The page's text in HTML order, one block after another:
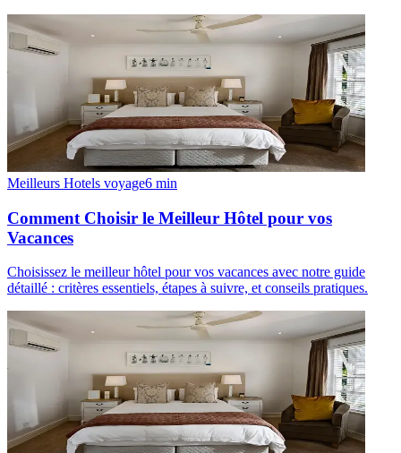
Meilleurs Hotels voyage6 min
Comment Choisir le Meilleur Hôtel pour vos
Vacances
Choisissez le meilleur hôtel pour vos vacances avec notre guide
détaillé : critères essentiels, étapes à suivre, et conseils pratiques.